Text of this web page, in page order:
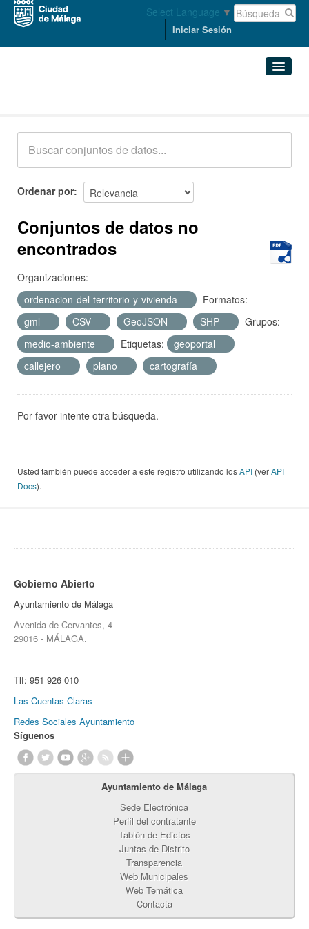
Select Language ▼
Iniciar Sesión
Acerca de
Ordenar por
Conjuntos de datos no
encontrados
Organizaciones:
ordenacion-del-territorio-y-vivienda
Formatos:
gml
CSV GeoJSON SHP
Grupos:
medio-ambiente
Etiquetas:
geoportal
callejero
plano cartografía
Por favor intente otra búsqueda.
Usted también puede acceder a este registro utilizando losAPI (verAPI
Docs).
Gobierno Abierto
Ayuntamiento de Málaga
Avenida de Cervantes, 4
29016 - MÁLAGA.
Tlf: 951 926 010
Las Cuentas Claras
Redes Sociales Ayuntamiento
Síguenos
Ayuntamiento de Málaga
Sede Electrónica
Perfil del contratante
Tablón de Edictos
Juntas de Distrito
Transparencia
Web Municipales
Web Temática
Contacta